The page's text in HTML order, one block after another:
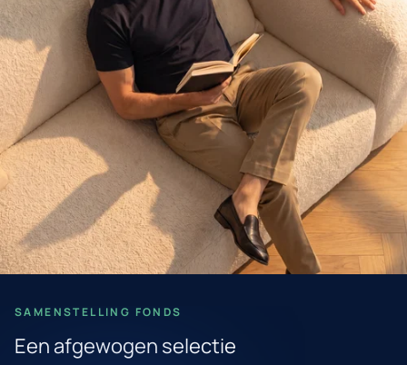
SAMENSTELLING FONDS
Een afgewogen selectie